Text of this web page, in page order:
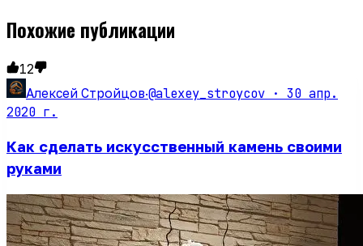
Похожие публикации
12
Алексей Стройцов·@alexey_stroycov · 30 апр.
2020 г.
Как сделать искусственный камень своими
руками